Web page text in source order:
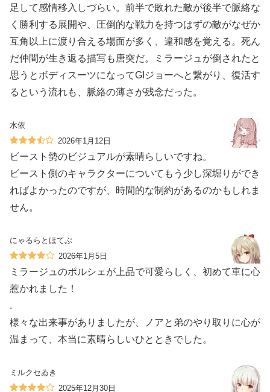
足して感情移入しづらい。前半で敗れた敵が後半で脈絡な
く勝利する展開や、圧倒的な戦力を持つはずの敵がなぜか
互角以上に渡り合える場面が多く、違和感を覚える。死ん
だ仲間が生き返る描写も唐突だ。ミラージュが倒されたと
思うとボディスーツになってGIジョーへと繋がり、復活す
るという流れも、脈絡の薄さが残念だった。
水依
2026年1月12日
ビースト勢のビジュアルが素晴らしいですね。
ビースト側のキャラクターについてもう少し深堀りができ
ればよかったのですが、時間的な制約があるのかもしれま
せん。
にゃるらとほてぷ
2026年1月5日
ミラージュのポルシェが上品で可愛らしく、初めて車に心
惹かれました！
.
様々な出来事がありましたが、ノアと弟のやり取りに心が
温まって、本当に素晴らしいひとときでした。
ミルクセゐき
2025年12月30日